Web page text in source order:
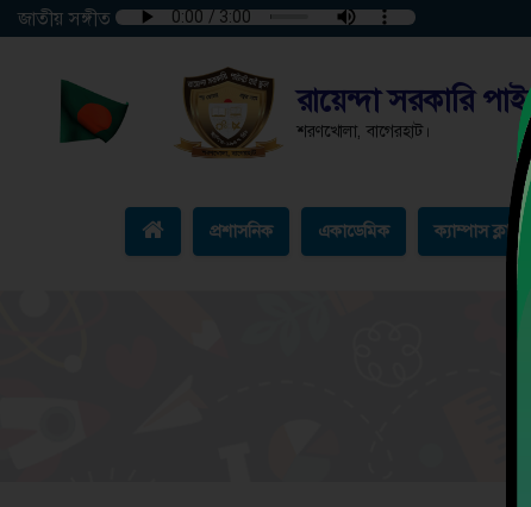
জাতীয় সঙ্গীত
রায়েন্দা সরকারি
শরণখোলা, বাগেরহাট।
প্রশাসনিক একাডেমিক ক্যাম্পাস ক্লাব